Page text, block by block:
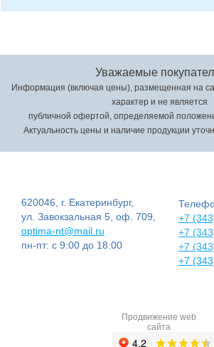
Уважаемые
Информация (включая цены), размещенная на
характер и не является
публичной офертой, определяемой
Актуальность цены и наличие продукции
620046, г. Екатеринбург,
ул. Завокзальная 5, оф. 709,
optima-nt@mail.ru
пн-пт: с 9:00 до 18:00
+7
+7
+7
+7
Продвижение web
сайта